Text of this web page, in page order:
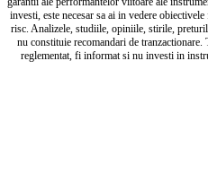
investi, este necesar sa ai in vedere
risc. Analizele, studiile, opiniile, stirile,
nu constituie recomandari de
reglementat, fi informat si nu investi in